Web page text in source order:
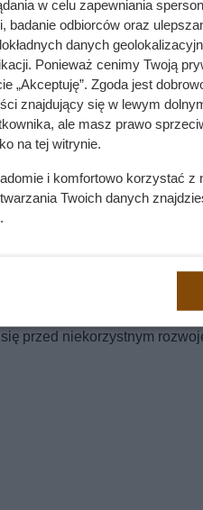
z „szóstym zmysłem”
Zwierzak stara się
jest ważny, świadomy i
przed niekorzystnym
w celu zapewniania
odbiorców oraz
danych
Ponieważ cenimy Twoją
„Akceptuję”. Zgoda jest
znajdujący się w lewym
ale masz prawo
na tej witrynie.
i komfortowo korzystać z
Twoich danych